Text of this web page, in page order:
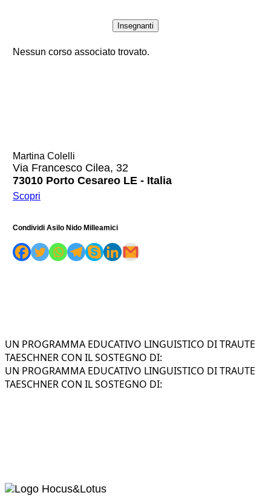
Insegnanti
Nessun corso associato trovato.
Martina Colelli
Via Francesco Cilea, 32
73010 Porto Cesareo LE - Italia
Scopri
Condividi Asilo Nido Milleamici
UN PROGRAMMA EDUCATIVO LINGUISTICO DI TRAUTE
TAESCHNER CON IL SOSTEGNO DI:
UN PROGRAMMA EDUCATIVO LINGUISTICO DI TRAUTE
TAESCHNER CON IL SOSTEGNO DI: